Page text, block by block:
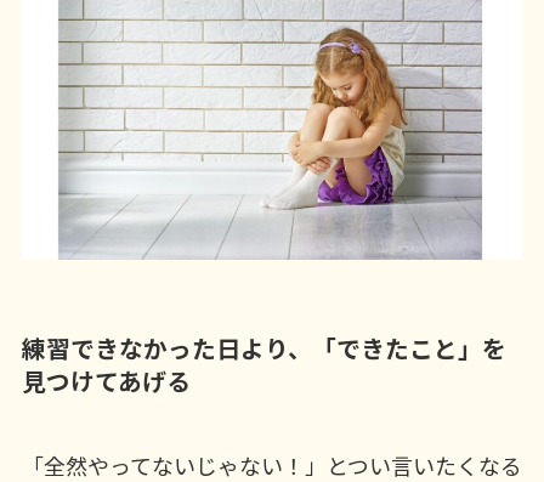
練習できなかった日より、「できたこと」を
見つけてあげる
「全然やってないじゃない！」とつい言いたくなる